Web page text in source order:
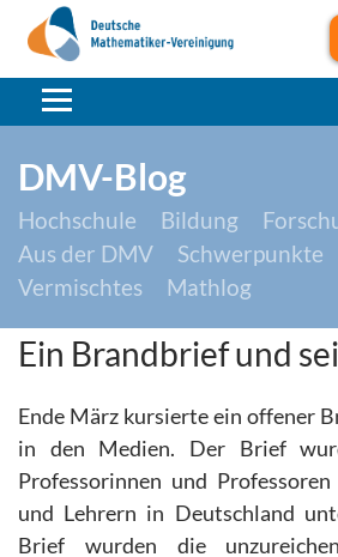
DMV-Blog
Hochschule Bildung
Aus der DMV
Schwerpunkte
Vermischtes
Mathlog
Ein Brandbrief und
Ende März kursierte ein offener
in den Medien. Der Brief
Professorinnen und
und Lehrern in Deutschland
Brief wurden die